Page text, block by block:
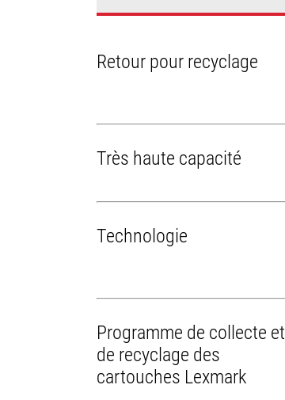
Retour pour recyclage
Très haute capacité
Technologie
Programme de collecte et
de recyclage des
cartouches Lexmark